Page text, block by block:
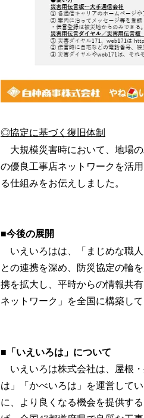
◎協定に基づく復旧体制
大規模災害時において、地場
の優良工事店ネットワークを活
る仕組みをお伝えしました。
■今後の展開
いえいろはは、「まじめな職
との連携を深め、防災協定の輪
携を拡大し、平時からの情報共
ネットワーク」を全国に構築して
■「いえいろは」について
いえいろは株式会社は、屋根
は」「かべいろは」を運営して
に、より良くなる機会を提供す